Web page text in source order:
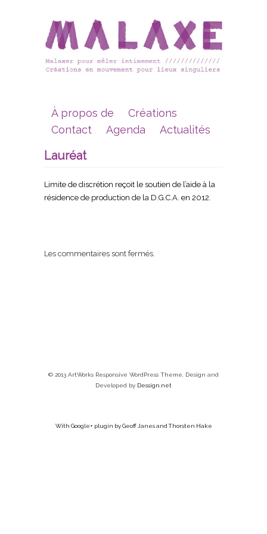
À propos de
Créations
Contact
Agenda Actualités
Lauréat
Limite de discrétion reçoit le soutien de l’aide à la
résidence de production de la D.G.C.A. en 2012.
Les commentaires sont fermés.
© 2013 ArtWorks Responsive WordPress Theme. Design and
Developed by Dessign.net
With Google+ plugin by Geoff Janes and Thorsten Hake